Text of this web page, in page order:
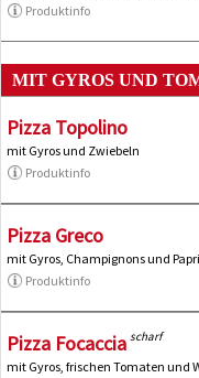
Produktinfo
MIT GYROS UND
Pizza Topolino
mit Gyros und Zwiebeln
Produktinfo
Pizza Greco
mit Gyros, Champignons und
Produktinfo
Pizza Focaccia scharf
mit Gyros, frischen Tomaten und